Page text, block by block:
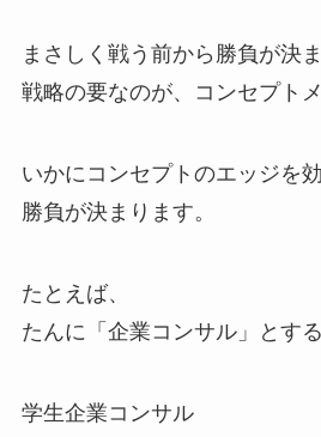
まさしく戦う前から勝負が決ま
戦略の要なのが、コンセプトメ
いかにコンセプトのエッジを
勝負が決まります。
たとえば、
たんに「企業コンサル」とす
学生企業コンサル